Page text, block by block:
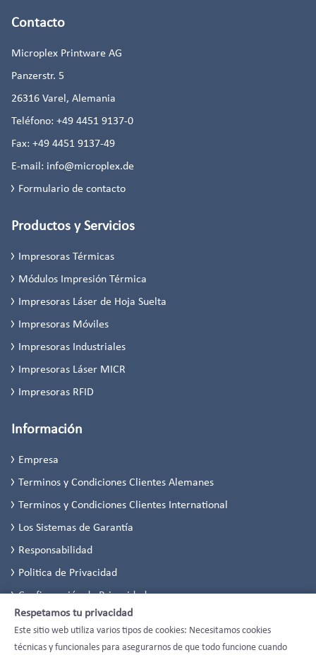
Contacto
Microplex Printware AG
Panzerstr. 5
26316 Varel, Alemania
Teléfono: +49 4451 9137-0
Fax: +49 4451 9137-49
E-mail: info@microplex.de
Formulario de contacto
Productos y Servicios
Impresoras Térmicas
Módulos Impresión Térmica
Impresoras Láser de Hoja Suelta
Impresoras Móviles
Impresoras Industriales
Impresoras Láser MICR
Impresoras RFID
Información
Empresa
Terminos y Condiciones Clientes Alemanes
Terminos y Condiciones Clientes International
Los Sistemas de Garantía
Responsabilidad
Politica de Privacidad
Configuración de Privacidad
Respetamos tu privacidad
Este sitio web utiliza varios tipos de cookies: Necesitamos cookies
técnicas y funcionales para asegurarnos de que todo funcione cuando